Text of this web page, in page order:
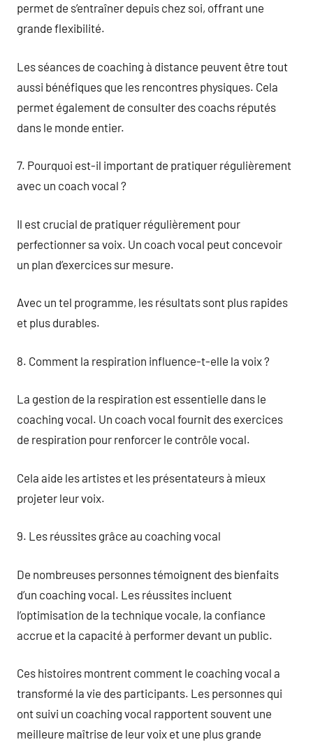
permet de s’entraîner depuis chez soi, offrant une
grande flexibilité.
Les séances de coaching à distance peuvent être tout
aussi bénéfiques que les rencontres physiques. Cela
permet également de consulter des coachs réputés
dans le monde entier.
7. Pourquoi est-il important de pratiquer régulièrement
avec un coach vocal ?
Il est crucial de pratiquer régulièrement pour
perfectionner sa voix. Un coach vocal peut concevoir
un plan d’exercices sur mesure.
Avec un tel programme, les résultats sont plus rapides
et plus durables.
8. Comment la respiration influence-t-elle la voix ?
La gestion de la respiration est essentielle dans le
coaching vocal. Un coach vocal fournit des exercices
de respiration pour renforcer le contrôle vocal.
Cela aide les artistes et les présentateurs à mieux
projeter leur voix.
9. Les réussites grâce au coaching vocal
De nombreuses personnes témoignent des bienfaits
d’un coaching vocal. Les réussites incluent
l’optimisation de la technique vocale, la confiance
accrue et la capacité à performer devant un public.
Ces histoires montrent comment le coaching vocal a
transformé la vie des participants. Les personnes qui
ont suivi un coaching vocal rapportent souvent une
meilleure maîtrise de leur voix et une plus grande